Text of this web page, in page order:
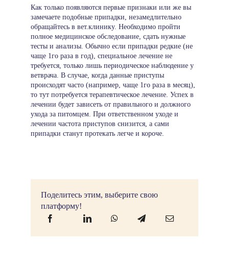
Как только появляются первые признаки или же вы
замечаете подобные припадки, незамедлительно
обращайтесь в вет.клинику. Необходимо пройти
полное медицинское обследование, сдать нужные
тесты и анализы. Обычно если припадки редкие (не
чаще 1го раза в год), специальное лечение не
требуется, только лишь периодическое наблюдение у
ветврача. В случае, когда данные приступы
происходят часто (например, чаще 1го раза в месяц),
то тут потребуется терапевтическое лечение. Успех в
лечении будет зависеть от правильного и должного
ухода за питомцем. При ответственном уходе и
лечении частота приступов снизится, а сами
припадки станут протекать легче и короче.
Поделитесь этим, выберите свою
платформу!